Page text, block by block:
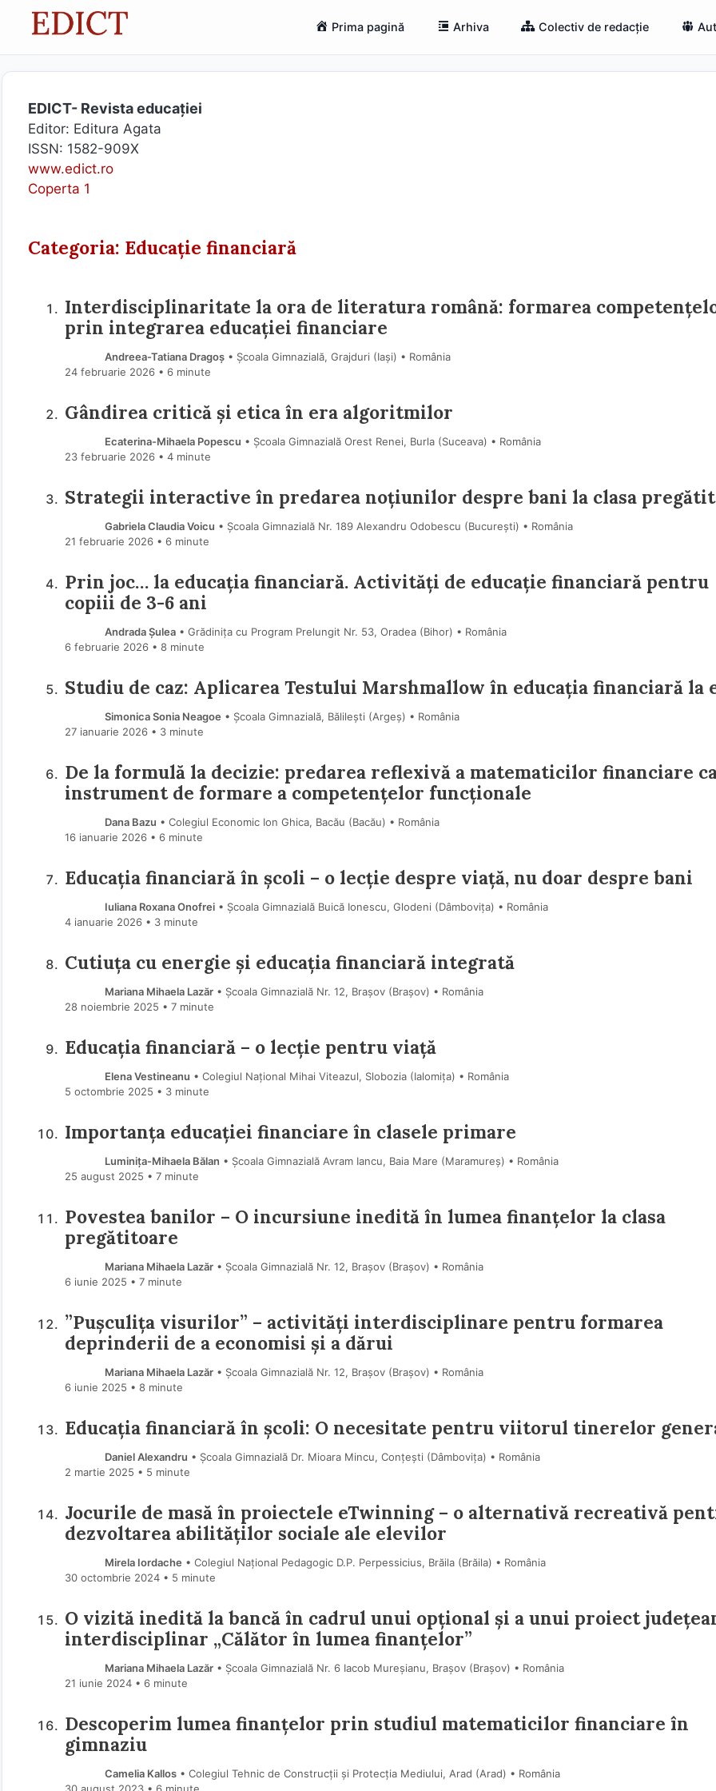
Prima pagină Arhiva Colectiv de redacție
EDICT- Revista educației
Editor: Editura Agata
ISSN: 1582-909X
www.edict.ro
Coperta 1
Categoria: Educație financiară
Interdisciplinaritate la ora de literatura română: formarea
prin integrarea educației financiare
Andreea-Tatiana Dragoș• Școala Gimnazială, Grajduri (Iaşi) • România
24 februarie 2026 • 6 minute
Gândirea critică și etica în era algoritmilor
Ecaterina-Mihaela Popescu • Școala Gimnazială Orest Renei, Burla (Suceava) • România
23 februarie 2026 • 4 minute
Strategii interactive în predarea noțiunilor despre bani la clasa
Gabriela Claudia Voicu • Școala Gimnazială Nr. 189 Alexandru Odobescu (Bucureşti) • România
21 februarie 2026 • 6 minute
Prin joc… la educația financiară. Activități de educație financiară pentru
copiii de 3-6 ani
Andrada Șulea• Grădinița cu Program Prelungit Nr. 53, Oradea (Bihor) • România
6 februarie 2026 • 8 minute
Studiu de caz: Aplicarea Testului Marshmallow în educația financiară la
Simonica Sonia Neagoe • Școala Gimnazială, Bălilești (Argeş) • România
27 ianuarie 2026 • 3 minute
De la formulă la decizie: predarea reflexivă a matematicilor financiare
instrument de formare a competențelor funcționale
Dana Bazu • Colegiul Economic Ion Ghica, Bacău (Bacău) • România
16 ianuarie 2026 • 6 minute
Educația financiară în școli – o lecție despre viață, nu doar despre bani
Iuliana Roxana Onofrei• Școala Gimnazială Buică Ionescu, Glodeni (Dâmboviţa) • România
4 ianuarie 2026 • 3 minute
Cutiuța cu energie și educația financiară integrată
Mariana Mihaela Lazăr• Școala Gimnazială Nr. 12, Brașov (Braşov) • România
28 noiembrie 2025 • 7 minute
Educația financiară – o lecție pentru viață
Elena Vestineanu • Colegiul Național Mihai Viteazul, Slobozia (Ialomiţa) • România
5 octombrie 2025 • 3 minute
Importanța educației financiare în clasele primare
Luminița-Mihaela Bălan • Școala Gimnazială Avram Iancu, Baia Mare (Maramureş) • România
25 august 2025 • 7 minute
Povestea banilor – O incursiune inedită în lumea finanțelor la clasa
pregătitoare
Mariana Mihaela Lazăr• Școala Gimnazială Nr. 12, Brașov (Braşov) • România
6 iunie 2025 • 7 minute
”Pușculița visurilor” – activități interdisciplinare pentru formarea
deprinderii de a economisi și a dărui
Mariana Mihaela Lazăr• Școala Gimnazială Nr. 12, Brașov (Braşov) • România
6 iunie 2025 • 8 minute
Educația financiară în școli: O necesitate pentru viitorul tinerelor
Daniel Alexandru • Școala Gimnazială Dr. Mioara Mincu, Conțești (Dâmboviţa) • România
2 martie 2025 • 5 minute
Jocurile de masă în proiectele eTwinning – o alternativă recreativă
dezvoltarea abilităților sociale ale elevilor
Mirela Iordache • Colegiul Național Pedagogic D.P. Perpessicius, Brăila (Brăila) • România
30 octombrie 2024 • 5 minute
O vizită inedită la bancă în cadrul unui opțional și a unui proiect
interdisciplinar „Călător în lumea finanțelor”
Mariana Mihaela Lazăr• Școala Gimnazială Nr. 6 Iacob Mureșianu, Brașov (Braşov) • România
21 iunie 2024 • 6 minute
Descoperim lumea finanțelor prin studiul matematicilor financiare în
gimnaziu
Camelia Kallos• Colegiul Tehnic de Construcții și Protecția Mediului, Arad (Arad) • România